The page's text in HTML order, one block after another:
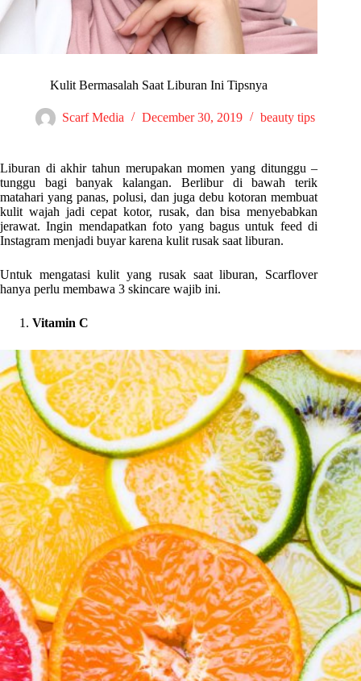
Kulit Bermasalah Saat Liburan Ini Tipsnya
Scarf Media December 30, 2019 beauty tips
Liburan di akhir tahun merupakan momen yang ditunggu –
tunggu bagi banyak kalangan. Berlibur di bawah terik
matahari yang panas, polusi, dan juga debu kotoran membuat
kulit wajah jadi cepat kotor, rusak, dan bisa menyebabkan
jerawat. Ingin mendapatkan foto yang bagus untuk feed di
Instagram menjadi buyar karena kulit rusak saat liburan.
Untuk mengatasi kulit yang rusak saat liburan, Scarflover
hanya perlu membawa 3 skincare wajib ini.
Vitamin C